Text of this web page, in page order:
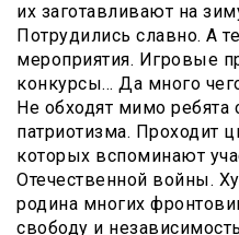
их заготавливают на
Потрудились славно. А
мероприятия. Игровые
конкурсы… Да много
Не обходят мимо ребята
патриотизма. Проходит
которых вспоминают
Отечественной войны.
родина многих
свободу и